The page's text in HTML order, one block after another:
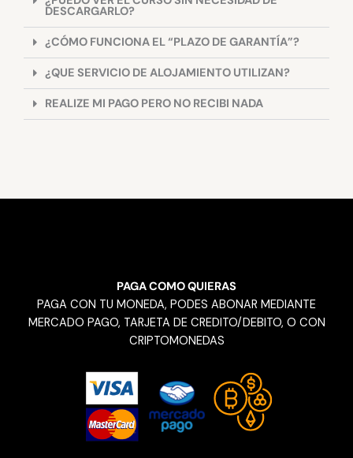
DESCARGARLO?
¿CÓMO FUNCIONA EL “PLAZO DE GARANTÍA”?
¿QUE SERVICIO DE ALOJAMIENTO UTILIZAN?
REALIZE MI PAGO PERO NO RECIBI NADA
PAGA COMO QUIERAS
PAGA CON TU MONEDA, PODES ABONAR MEDIANTE
MERCADO PAGO, TARJETA DE CREDITO/DEBITO, O CON
CRIPTOMONEDAS